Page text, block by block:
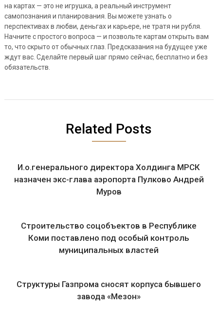
на картах — это не игрушка, а реальный инструмент
самопознания и планирования. Вы можете узнать о
перспективах в любви, деньгах и карьере, не тратя ни рубля.
Начните с простого вопроса — и позвольте картам открыть вам
то, что скрыто от обычных глаз. Предсказания на будущее уже
ждут вас. Сделайте первый шаг прямо сейчас, бесплатно и без
обязательств.
Related Posts
И.о.генерального директора Холдинга МРСК
назначен экс-глава аэропорта Пулково Андрей
Муров
Строительство соцобъектов в Республике
Коми поставлено под особый контроль
муниципальных властей
Структуры Газпрома сносят корпуса бывшего
завода «Мезон»